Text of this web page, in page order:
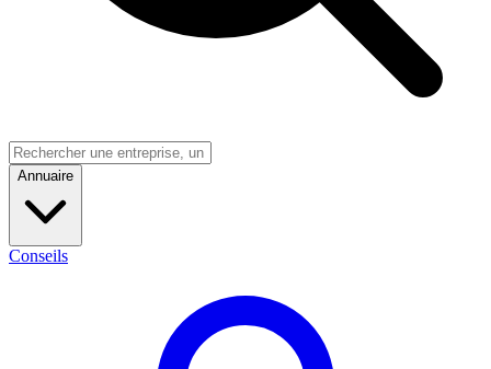
Annuaire
Conseils